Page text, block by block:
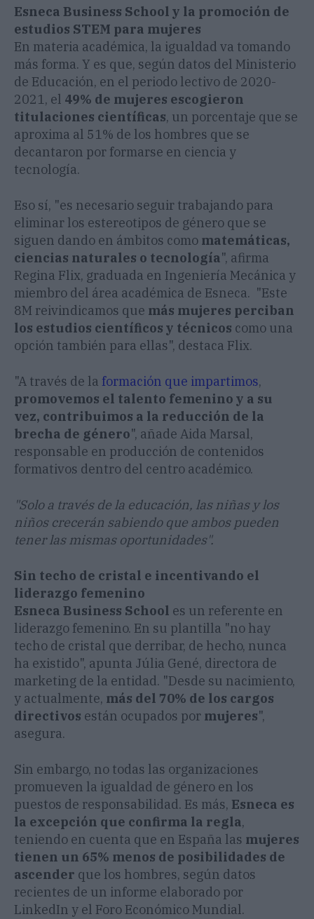
Esneca Business School y la promoción de
estudios STEM para mujeres
En materia académica, la igualdad va tomando
más forma. Y es que, según datos del Ministerio
de Educación, en el periodo lectivo de 2020-
2021, el 49% de mujeres escogieron
titulaciones científicas, un porcentaje que se
aproxima al 51% de los hombres que se
decantaron por formarse en ciencia y
tecnología.
Eso sí, "es necesario seguir trabajando para
eliminar los estereotipos de género que se
siguen dando en ámbitos como matemáticas,
ciencias naturales o tecnología", afirma
Regina Flix, graduada en Ingeniería Mecánica y
miembro del área académica de Esneca. "Este
8M reivindicamos que más mujeres perciban
los estudios científicos y técnicos como una
opción también para ellas", destaca Flix.
"A través de la formación que impartimos,
promovemos el talento femenino y a su
vez, contribuimos a la reducción de la
brecha de género", añade Aida Marsal,
responsable en producción de contenidos
formativos dentro del centro académico.
"Solo a través de la educación, las niñas y los
niños crecerán sabiendo que ambos pueden
tener las mismas oportunidades".
Sin techo de cristal e incentivando el
liderazgo femenino
Esneca Business School es un referente en
liderazgo femenino. En su plantilla "no hay
techo de cristal que derribar, de hecho, nunca
ha existido", apunta Júlia Gené, directora de
marketing de la entidad. "Desde su nacimiento,
y actualmente, más del 70% de los cargos
directivos están ocupados por mujeres",
asegura.
Sin embargo, no todas las organizaciones
promueven la igualdad de género en los
puestos de responsabilidad. Es más, Esneca es
la excepción que confirma la regla,
teniendo en cuenta que en España las mujeres
tienen un 65% menos de posibilidades de
ascender que los hombres, según datos
recientes de un informe elaborado por
LinkedIn y el Foro Económico Mundial.